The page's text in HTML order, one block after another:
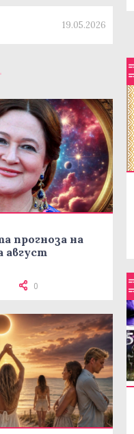
19.05.2026
прогноза на
август
0